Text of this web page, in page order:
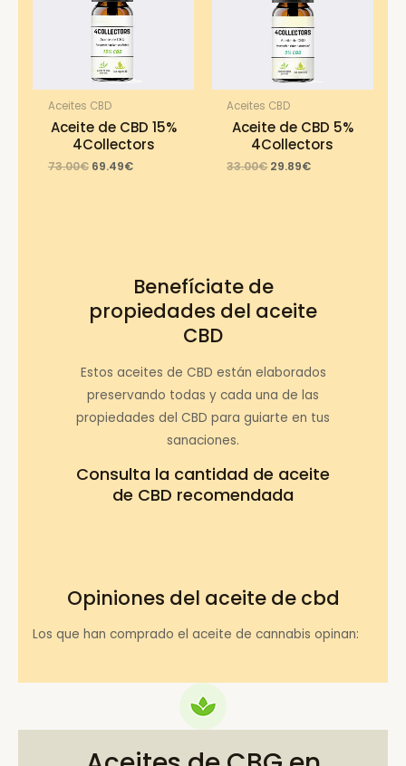
Aceites CBD
Aceite de CBD 15%
4Collectors
73.00€ Original
69.49€Current
Aceites CBD
Aceite de CBD 5%
4Collectors
33.00€ Original
29.89€Current
Benefíciate de
propiedades del aceite
CBD
Estos aceites de CBD están elaborados
preservando todas y cada una de las
propiedades del CBD para guiarte en tus
sanaciones.
Consulta la cantidad de aceite
de CBD recomendada
Opiniones del aceite de cbd
Los que han comprado el aceite de cannabis opinan: